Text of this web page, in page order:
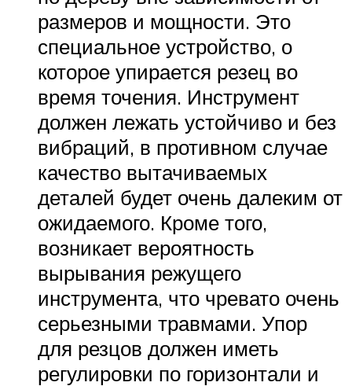
размеров и мощности. Это
специальное устройство, о
которое упирается резец во
время точения. Инструмент
должен лежать устойчиво и без
вибраций, в противном случае
качество вытачиваемых
деталей будет очень далеким от
ожидаемого. Кроме того,
возникает вероятность
вырывания режущего
инструмента, что чревато очень
серьезными травмами. Упор
для резцов должен иметь
регулировки по горизонтали и